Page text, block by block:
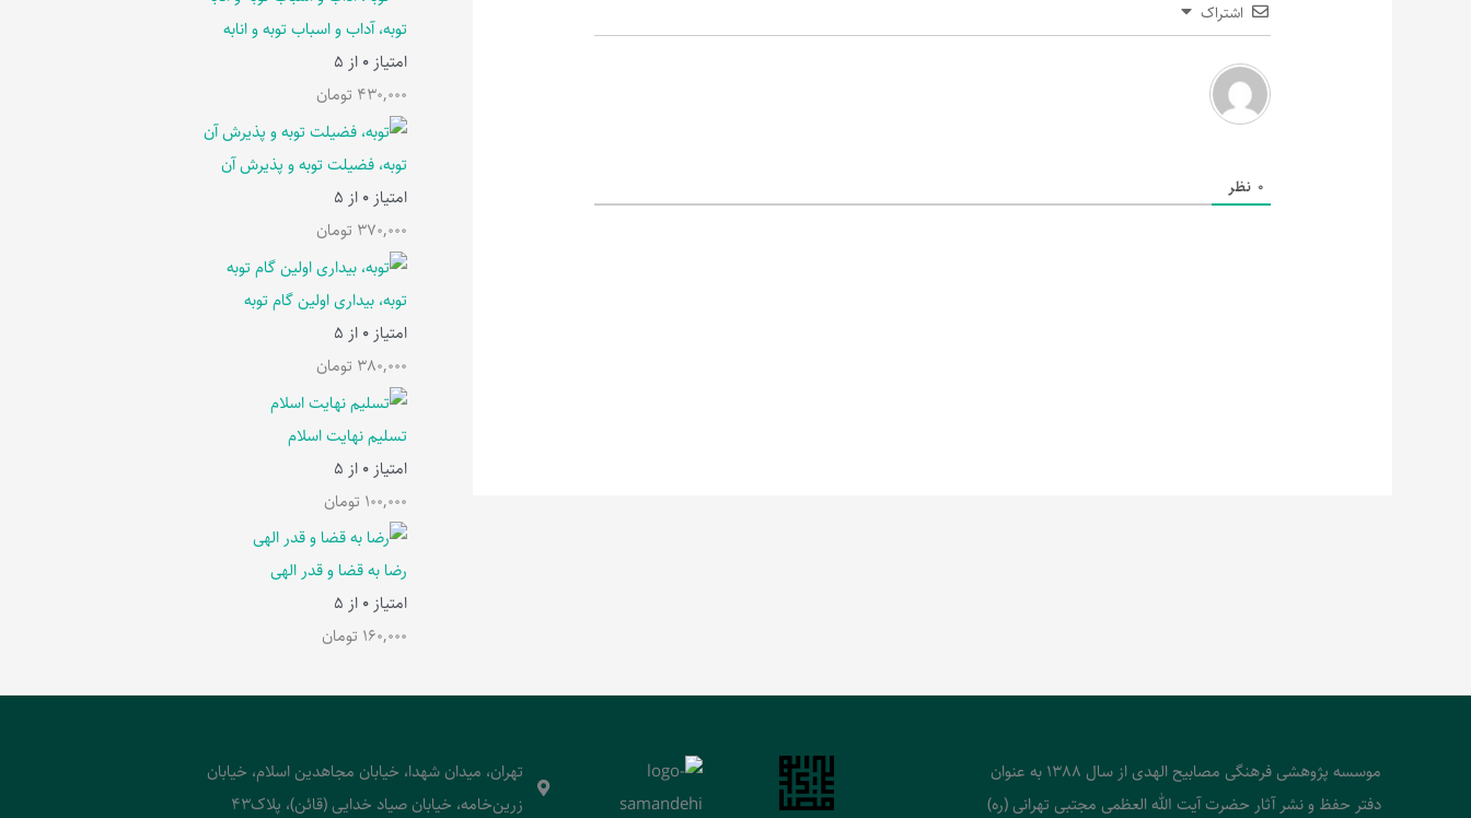
اشتراک
0 نظر
توبه، آداب و اسباب توبه و انابه
امتیاز 0 از 5
430,000 تومان
توبه، فضیلت توبه و پذیرش آن
امتیاز 0 از 5
370,000 تومان
توبه، بیداری اولین گام توبه
امتیاز 0 از 5
380,000 تومان
تسلیم نهایت اسلام
امتیاز 0 از 5
100,000 تومان
رضا به قضا و قدر الهی
امتیاز 0 از 5
160,000 تومان
موسسه پژوهشی فرهنگی مصابیح الهدی از سال 1388 به عنوان
دفتر حفظ و نشر آثار حضرت آیت الله العظمی مجتبی تهرانی (ره)
تهران، میدان شهدا، خیابان مجاهدین اسلام، خیابان
زرین‌خامه، خیابان صیاد خدایی (قائن)، پلاک43